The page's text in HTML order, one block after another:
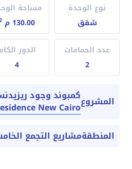
نوع الوحدة
شقق
مساحة
130.00 م
عدد الحمامات
2
الدور
4
المشروعكمبوند وجود
New Cairo
المنطقةمشاريع التجمع